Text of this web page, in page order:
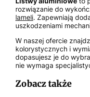
rozwiązanie do
lameli. Zapewniają
uszkodzeniami
W naszej ofercie
kolorystycznych i
dopasujesz je do
nie wymaga
Zobacz także